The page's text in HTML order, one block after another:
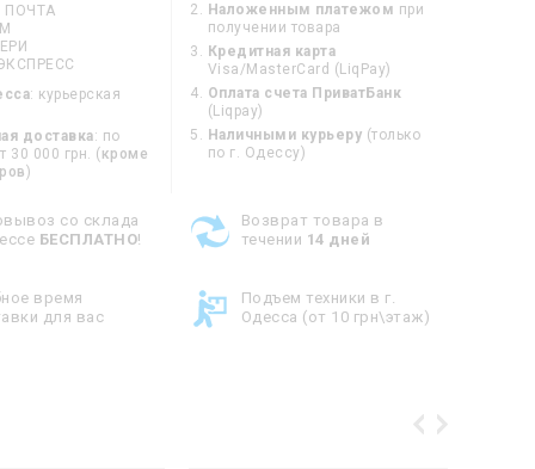
ПОЧТА
: курьерская
доставка: по
30 000 грн. ( кроме
)
Наложенным платежом при
получении товара
Кредитная карта
Visa/MasterCard (LiqPay)
Оплата счета ПриватБанк
(Liqpay)
Наличными курьеру (только
по г. Одессу)
со склада
БЕСПЛАТНО!
Возврат товара в
течении 14 дней
время
для вас
Подъем техники в г.
Одесса (от 10 грн\этаж)